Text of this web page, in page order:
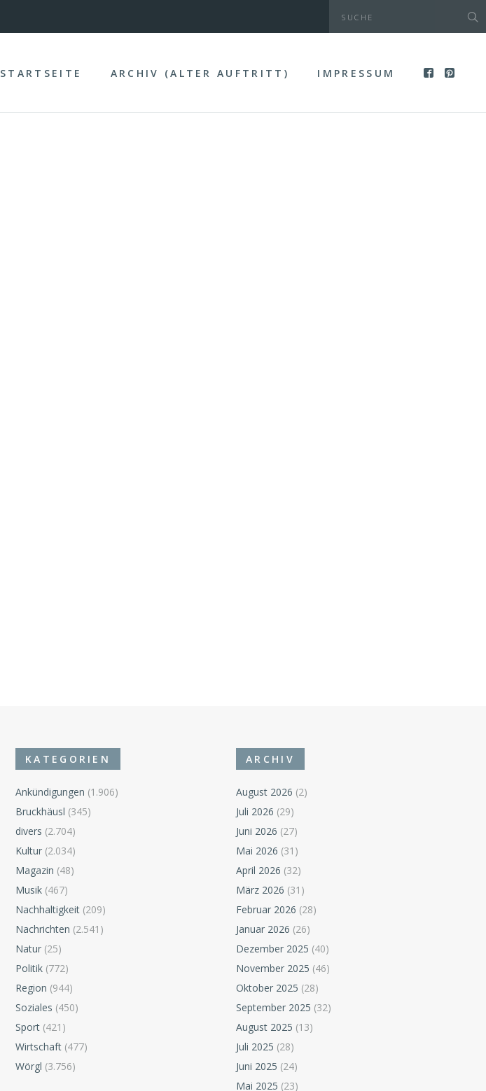
STARTSEITE ARCHIV (ALTER AUFTRITT) IMPRESSUM
KATEGORIEN
Ankündigungen (1.906)
Bruckhäusl (345)
divers (2.704)
Kultur (2.034)
Magazin (48)
Musik (467)
Nachhaltigkeit (209)
Nachrichten (2.541)
Natur (25)
Politik (772)
Region (944)
Soziales (450)
Sport (421)
Wirtschaft (477)
Wörgl (3.756)
ARCHIV
August 2026 (2)
Juli 2026 (29)
Juni 2026 (27)
Mai 2026 (31)
April 2026 (32)
März 2026 (31)
Februar 2026 (28)
Januar 2026 (26)
Dezember 2025 (40)
November 2025 (46)
Oktober 2025 (28)
September 2025 (32)
August 2025 (13)
Juli 2025 (28)
Juni 2025 (24)
Mai 2025 (23)